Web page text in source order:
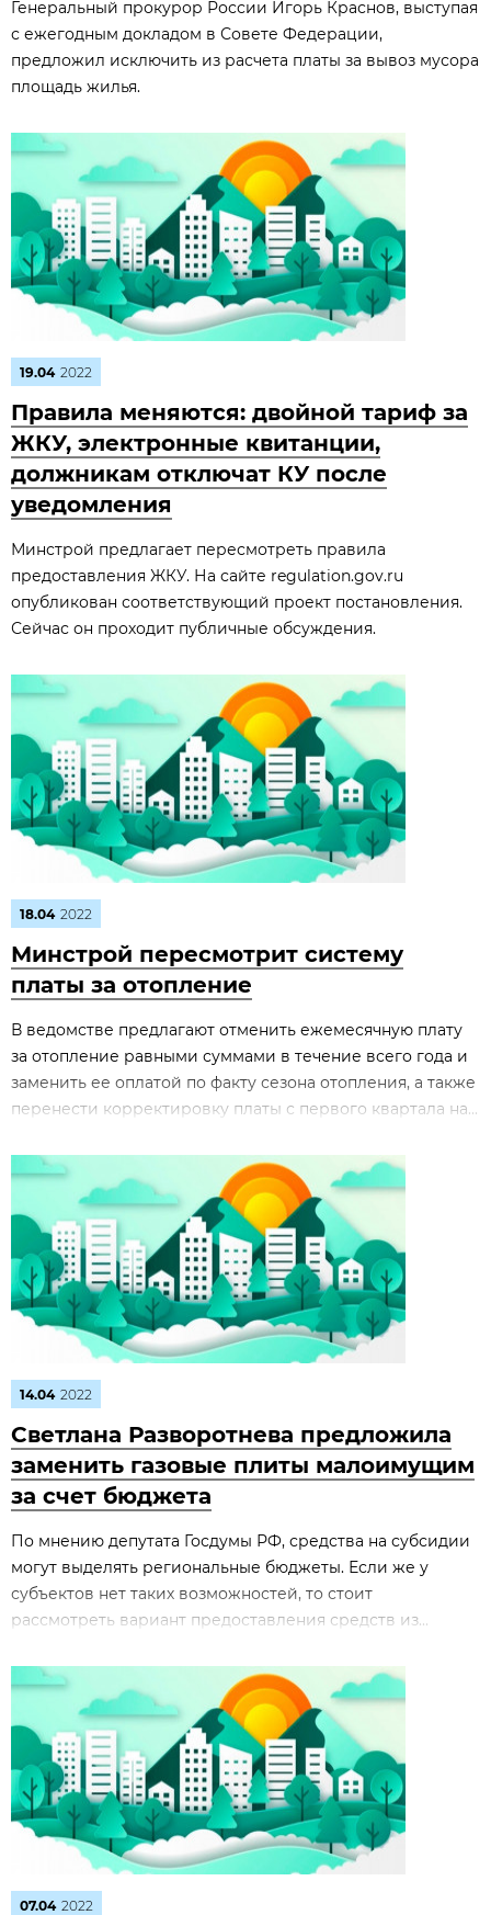
Генеральный прокурор России Игорь Краснов, выступая
с ежегодным докладом в Совете Федерации,
предложил исключить из расчета платы за вывоз мусора
площадь жилья.
19.04 2022
Правила меняются: двойной тариф за
ЖКУ, электронные квитанции,
должникам отключат КУ после
уведомления
Минстрой предлагает пересмотреть правила
предоставления ЖКУ. На сайте regulation.gov.ru
опубликован соответствующий проект постановления.
Сейчас он проходит публичные обсуждения.
18.04 2022
Минстрой пересмотрит систему
платы за отопление
В ведомстве предлагают отменить ежемесячную плату
за отопление равными суммами в течение всего года и
заменить ее оплатой по факту сезона отопления, а также
перенести корректировку платы с первого квартала на...
14.04 2022
Светлана Разворотнева предложила
заменить газовые плиты малоимущим
за счет бюджета
По мнению депутата Госдумы РФ, средства на субсидии
могут выделять региональные бюджеты. Если же у
субъектов нет таких возможностей, то стоит
рассмотреть вариант предоставления средств из...
07.04 2022